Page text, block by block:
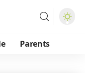
Parents